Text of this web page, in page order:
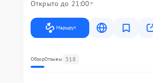
Открыто до 21:00
Маршрут
ОбзорОтзывы 318